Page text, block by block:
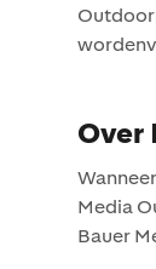
Over
Media
Bauer